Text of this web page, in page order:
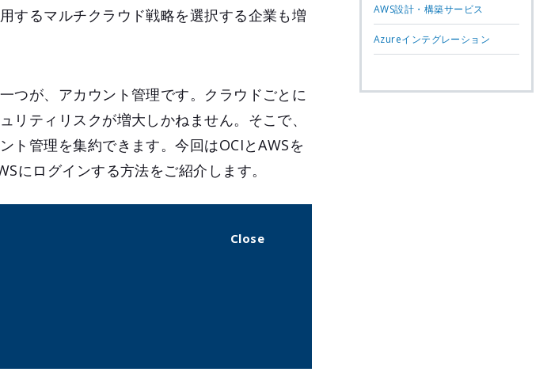
するマルチクラウド戦略を選択する企業も増
つが、アカウント管理です。クラウドごとに
ティリスクが増大しかねません。そこで、
ト管理を集約できます。今回はOCIとAWSを
ログインする方法をご紹介します。
AWS設計・構築サービス
Azureインテグレーション